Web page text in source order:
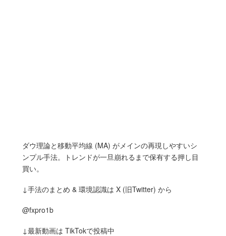
ダウ理論と移動平均線 (MA) がメインの再現しやすいシ
ンプル手法。トレンドが一旦崩れるまで保有する押し目
買い。
↓手法のまとめ & 環境認識は X (旧Twitter) から
@fxpro1b
↓最新動画は TikTokで投稿中